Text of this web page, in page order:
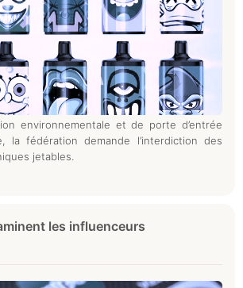
environnementale et de porte d’entrée
la fédération demande l’interdiction des
jetables.
les influenceurs